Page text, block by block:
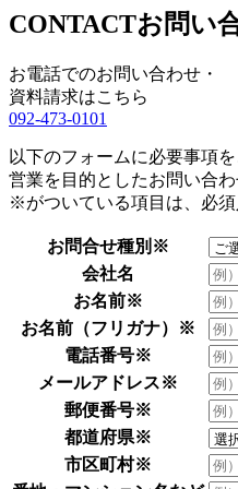
CONTACTお問い
お電話でのお問い合わせ・
資料請求はこちら
092-473-0101
以下のフォームに必要事項
営業を目的としたお問い合わ
※がついている項目は、必須
お問合せ種別※
会社名
お名前※
お名前（フリガナ）※
電話番号※
メールアドレス※
郵便番号※
都道府県※
市区町村※